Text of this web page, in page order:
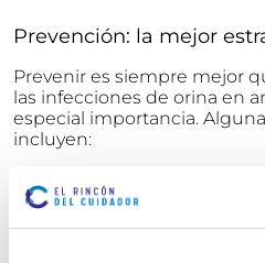
Prevención: la mejor
Prevenir es siempre mejor
las infecciones de orina en
especial importancia.
incluyen:
Mantener una buena
la concentración de la orina